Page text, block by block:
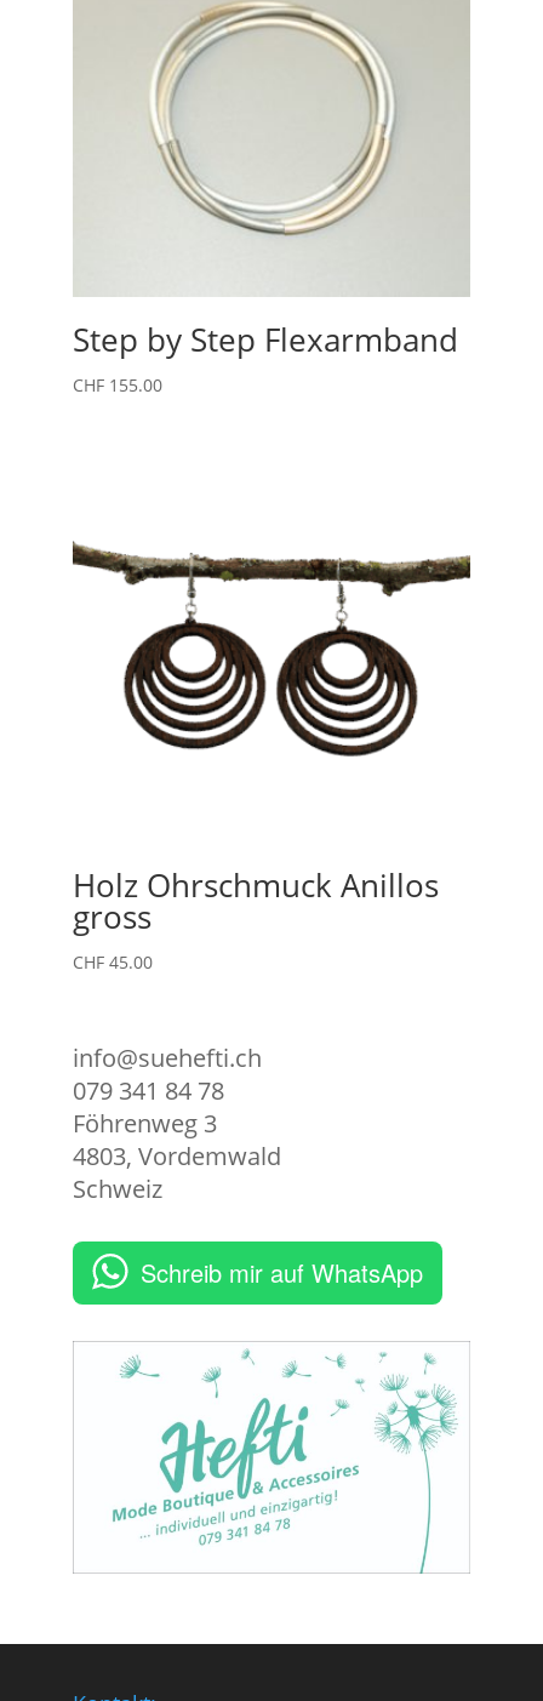
Step by Step Flexarmband
CHF155.00
Holz Ohrschmuck Anillos
gross
CHF45.00
info@suehefti.ch
079 341 84 78
Föhrenweg 3
4803, Vordemwald
Schweiz
Schreib mir auf WhatsApp